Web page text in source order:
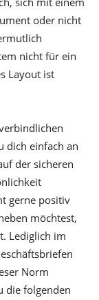
oder nicht
nicht für ein
Layout ist
dich einfach an
der sicheren
gerne positiv
möchtest,
Lediglich im
Norm
die folgenden